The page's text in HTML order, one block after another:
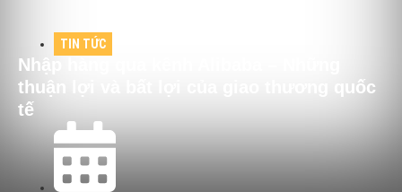
TIN TỨC
Nhập hàng qua kênh Alibaba – Những
thuận lợi và bất lợi của giao thương quốc
tế